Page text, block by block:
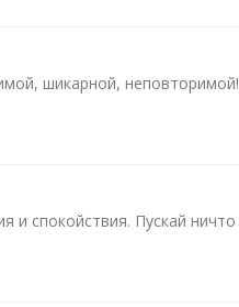
шикарной, неповторимой!
и спокойствия. Пускай ничто